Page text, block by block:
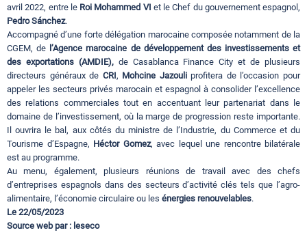
Contact
avril 2022, entre le Roi Mohammed VI et le Chef du gouvernement espagnol,
Pedro Sánchez.
Accompagné d’une forte délégation marocaine composée notamment de la
CGEM, de l’Agence marocaine de développement des investissements et
des exportations (AMDIE),de Casablanca Finance City et de plusieurs
directeurs généraux de CRI, Mohcine Jazouliprofitera de l’occasion pour
appeler les secteurs privés marocain et espagnol à consolider l’excellence
des relations commerciales tout en accentuant leur partenariat dans le
domaine de l’investissement, où la marge de progression reste importante.
Il ouvrira le bal, aux côtés du ministre de l’Industrie, du Commerce et du
Tourisme d’Espagne, Héctor Gomez, avec lequel une rencontre bilatérale
est au programme.
Au menu, également, plusieurs réunions de travail avec des chefs
d’entreprises espagnols dans des secteurs d’activité clés tels que l’agro-
alimentaire, l’économie circulaire ou les énergies renouvelables.
Le 22/05/2023
Source web par : leseco